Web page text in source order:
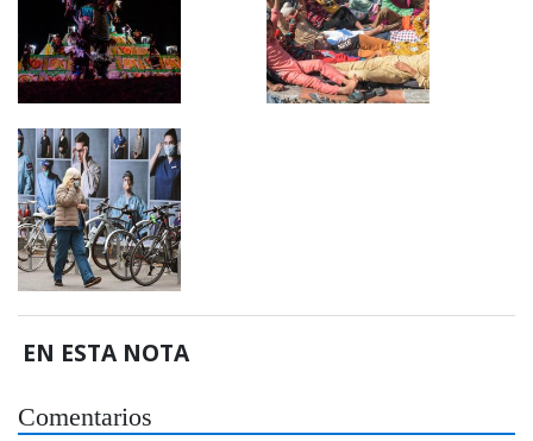
EN ESTA NOTA
Comentarios